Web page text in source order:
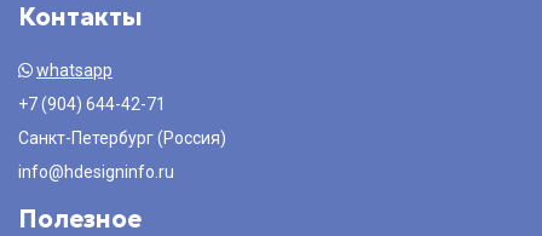
Контакты
whatsapp
+7 (904) 644-42-71
Санкт-Петербург (Россия)
info@hdesigninfo.ru
Полезное